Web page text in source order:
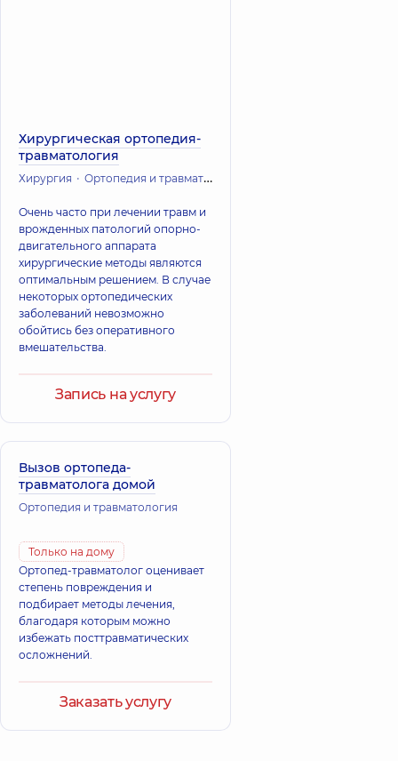
Хирургическая ортопедия-
травматология
Хирургия Ортопедия и травматология
Очень часто при лечении травм и
врожденных патологий опорно-
двигательного аппарата
хирургические методы являются
оптимальным решением. В случае
некоторых ортопедических
заболеваний невозможно
обойтись без оперативного
вмешательства.
Запись на услугу
Вызов ортопеда-
травматолога домой
Ортопедия и травматология
Только на дому
Ортопед-травматолог оценивает
степень повреждения и
подбирает методы лечения,
благодаря которым можно
избежать посттравматических
осложнений.
Заказать услугу